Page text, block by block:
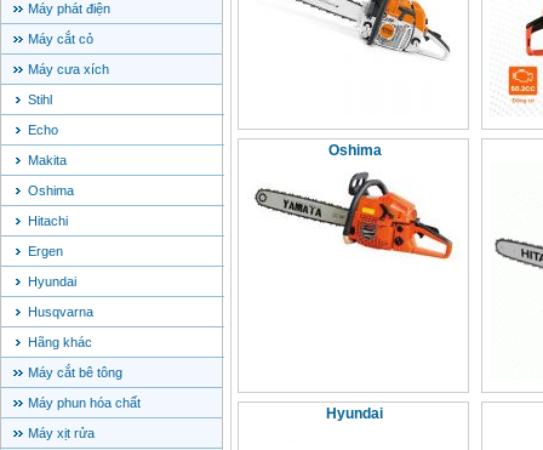
Máy phát điện
Máy cắt cỏ
Máy cưa xích
Stihl
Echo
Makita
Oshima
Hitachi
Ergen
Hyundai
Husqvarna
Hãng khác
Máy cắt bê tông
Máy phun hóa chất
Máy xịt rửa
Oshima
Hyundai